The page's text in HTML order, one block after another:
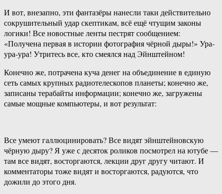
И вот, внезапно, эти фантазёры нанесли таки действительно
сокрушительный удар скептикам, всё ещё чтущим законы
логики! Все новостные ленты пестрят сообщением:
«Получена первая в истории фотография чёрной дыры!» Ура-
ура-ура! Утритесь все, кто смеялся над Эйнштейном!
Конечно же, потрачена куча денег на объединение в единую
сеть самых крупных радиотелескопов планеты; конечно же,
записаны терабайты информации; конечно же, загружены
самые мощные компьютеры, и вот результат:
Все умеют галлюцинировать? Все видят эйнштейновскую
чёрную дыру? Я уже с десяток роликов посмотрел на ютубе —
там все видят, восторгаются, лекции друг другу читают. И
комментаторы тоже видят и восторгаются, радуются, что
дожили до этого дня.